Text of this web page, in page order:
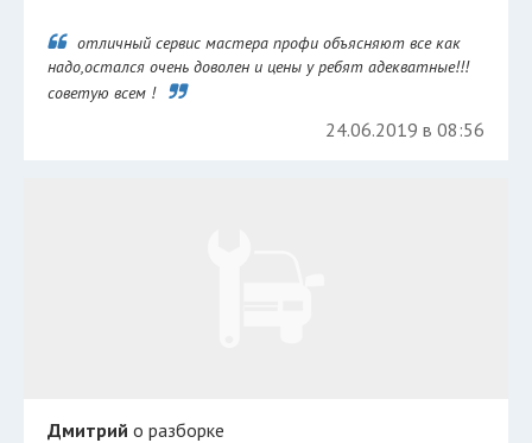
отличный сервис мастера профи объясняют все как
надо,остался очень доволен и цены у ребят адекватные!!!
советую всем !
24.06.2019 в 08:56
Дмитрий о разборке